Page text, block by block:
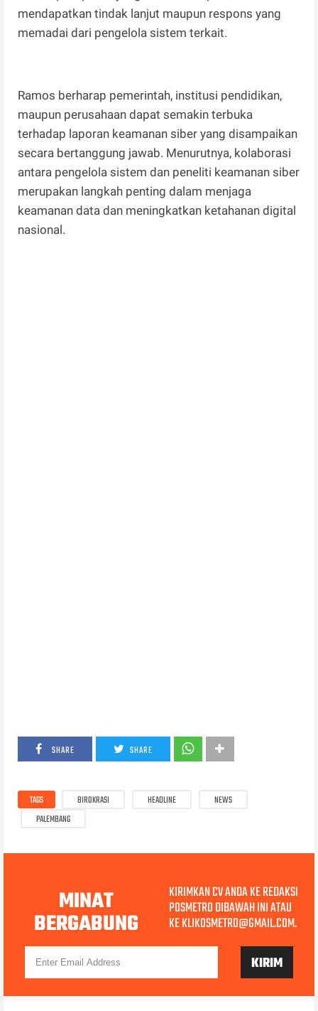
mendapatkan tindak lanjut maupun respons yang
memadai dari pengelola sistem terkait.
Ramos berharap pemerintah, institusi pendidikan,
maupun perusahaan dapat semakin terbuka
terhadap laporan keamanan siber yang disampaikan
secara bertanggung jawab. Menurutnya, kolaborasi
antara pengelola sistem dan peneliti keamanan siber
merupakan langkah penting dalam menjaga
keamanan data dan meningkatkan ketahanan digital
nasional.
SHARE SHARE
TAGS BIROKRASI HEADLINE
NEWS
PALEMBANG
MINAT
BERGABUNG
KIRIMKAN CV ANDA KE REDAKSI
POSMETRO DIBAWAH INI ATAU
KE KLIKOSMETRO@GMAIL.COM.